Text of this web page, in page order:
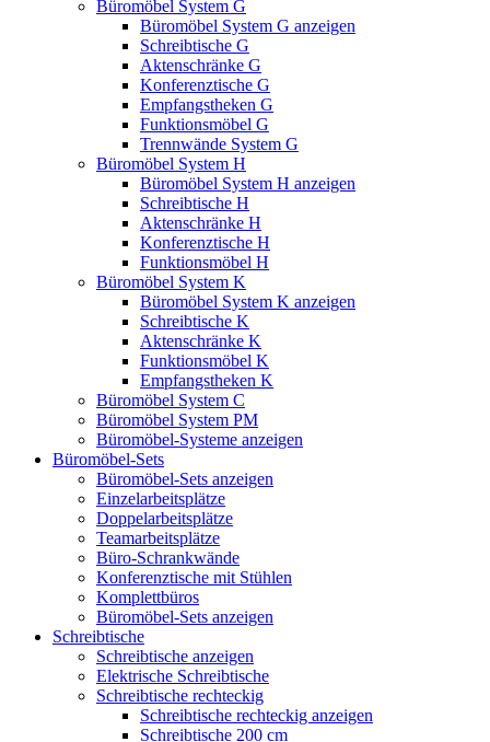
Büromöbel System G
Büromöbel System G anzeigen
Schreibtische G
Aktenschränke G
Konferenztische G
Empfangstheken G
Funktionsmöbel G
Trennwände System G
Büromöbel System H
Büromöbel System H anzeigen
Schreibtische H
Aktenschränke H
Konferenztische H
Funktionsmöbel H
Büromöbel System K
Büromöbel System K anzeigen
Schreibtische K
Aktenschränke K
Funktionsmöbel K
Empfangstheken K
Büromöbel System C
Büromöbel System PM
Büromöbel-Systeme anzeigen
Büromöbel-Sets
Büromöbel-Sets anzeigen
Einzelarbeitsplätze
Doppelarbeitsplätze
Teamarbeitsplätze
Büro-Schrankwände
Konferenztische mit Stühlen
Komplettbüros
Büromöbel-Sets anzeigen
Schreibtische
Schreibtische anzeigen
Elektrische Schreibtische
Schreibtische rechteckig
Schreibtische rechteckig anzeigen
Schreibtische 200 cm